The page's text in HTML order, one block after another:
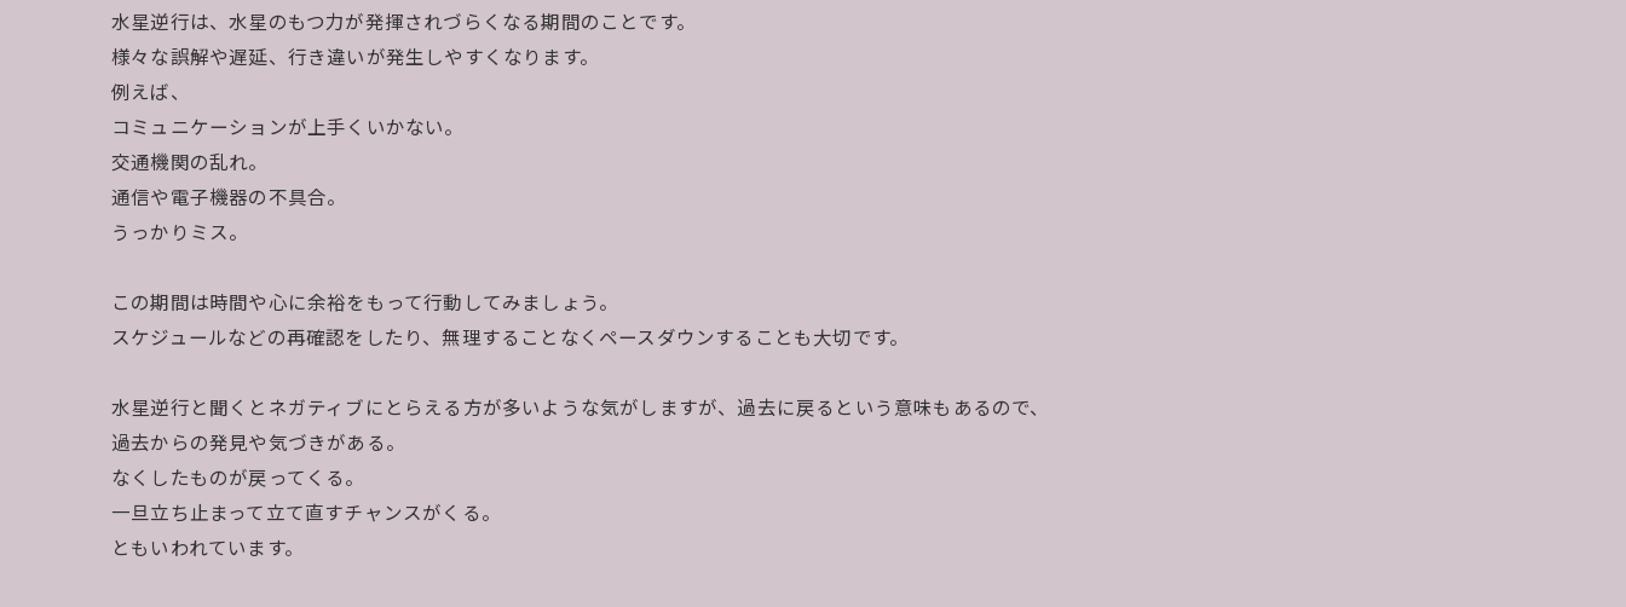
水星逆行は、水星のもつ力が発揮されづらくなる期間のことです。
様々な誤解や遅延、行き違いが発生しやすくなります。
例えば、
コミュニケーションが上手くいかない。
交通機関の乱れ。
通信や電子機器の不具合。
うっかりミス。
この期間は時間や心に余裕をもって行動してみましょう。
スケジュールなどの再確認をしたり、無理することなくペースダウンすることも大切です。
水星逆行と聞くとネガティブにとらえる方が多いような気がしますが、過去に戻るという意味もあるので、
過去からの発見や気づきがある。
なくしたものが戻ってくる。
一旦立ち止まって立て直すチャンスがくる。
ともいわれています。